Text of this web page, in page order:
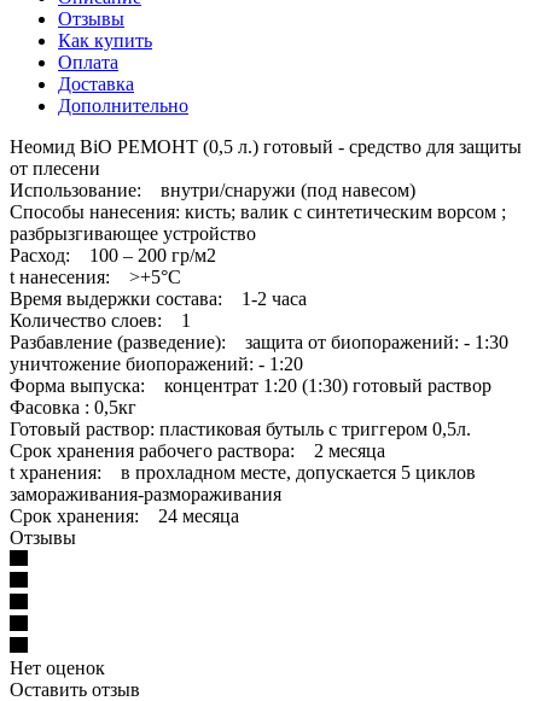
Отзывы
Как купить
Оплата
Доставка
Дополнительно
Неомид BiO РЕМОНТ (0,5 л.) готовый - средство для защиты
от плесени
Использование: внутри/снаружи (под навесом)
Способы нанесения: кисть; валик с синтетическим ворсом ;
разбрызгивающее устройство
Расход: 100 – 200 гр/м2
t нанесения: >+5°C
Время выдержки состава: 1-2 часа
Количество слоев: 1
Разбавление (разведение): защита от биопоражений: - 1:30
уничтожение биопоражений: - 1:20
Форма выпуска: концентрат 1:20 (1:30) готовый раствор
Фасовка : 0,5кг
Готовый раствор: пластиковая бутыль с триггером 0,5л.
Срок хранения рабочего раствора: 2 месяца
t хранения: в прохладном месте, допускается 5 циклов
замораживания-размораживания
Срок хранения: 24 месяца
Отзывы
Нет оценок
Оставить отзыв